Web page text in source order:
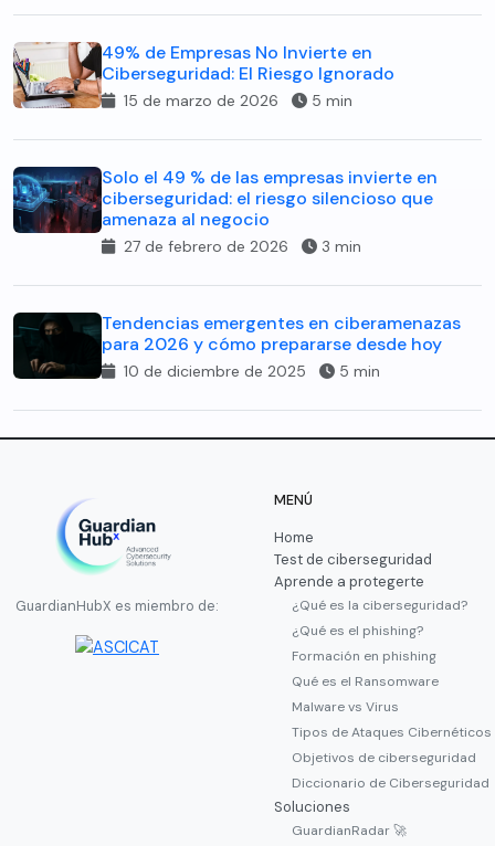
49% de Empresas No Invierte en
Ciberseguridad: El Riesgo Ignorado
15 de marzo de 2026 5 min
Solo el 49 % de las empresas invierte en
ciberseguridad: el riesgo silencioso que
amenaza al negocio
27 de febrero de 2026 3 min
Tendencias emergentes en ciberamenazas
para 2026 y cómo prepararse desde hoy
10 de diciembre de 2025 5 min
GuardianHubX es miembro de:
MENÚ
Home
Test de ciberseguridad
Aprende a protegerte
¿Qué es la ciberseguridad?
¿Qué es el phishing?
Formación en phishing
Qué es el Ransomware
Malware vs Virus
Tipos de Ataques Cibernéticos
Objetivos de ciberseguridad
Diccionario de Ciberseguridad
Soluciones
GuardianRadar 🚀